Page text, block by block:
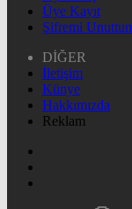
Üye Kayıt
Şifremi
DİĞER
İletişim
Künye
Hakkımızda
Reklam